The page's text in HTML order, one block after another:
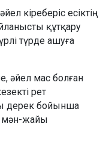
кіреберіс есіктің
құтқару
түрде ашуға
әйел мас болған
рет
дерек бойынша
мән-жайы